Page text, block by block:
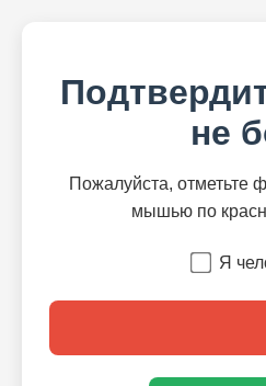
не
Пожалуйста, отметьте
мышью по
Я